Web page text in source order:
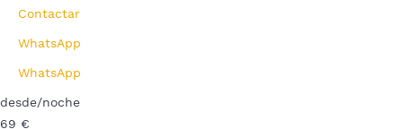
Contactar
WhatsApp
WhatsApp
desde/noche
69 €